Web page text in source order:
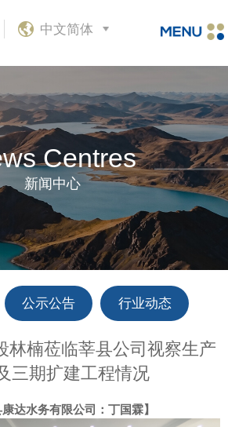
中文简体
Centres
新闻中心
公示公告 行业动态
林楠莅临莘县公司视察生产
三期扩建工程情况
康达水务有限公司：丁国霖】